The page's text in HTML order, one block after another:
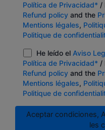
Política de Privacidad* /
Refund policyand the
Mentions légales,
Politique de
He leído el Aviso
Política de Privacidad* /
Refund policyand the
Mentions légales,
Politique de
Aceptar condiciones,
les